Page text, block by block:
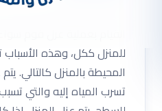
شركة عزل فوم هناك العديد
للمنزل ككل، وهذه الأسباب
المحيطة بالمنزل كالتالي.
تسرب المياه إليه والتي